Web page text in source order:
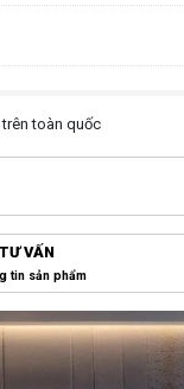
toàn quốc
TƯ VẤN
tin sản phẩm